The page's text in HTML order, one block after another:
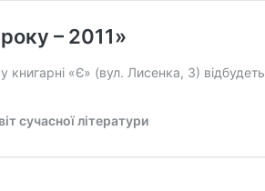
– 2011»
книгарні «Є» (вул. Лисенка, 3)
сучасної літератури